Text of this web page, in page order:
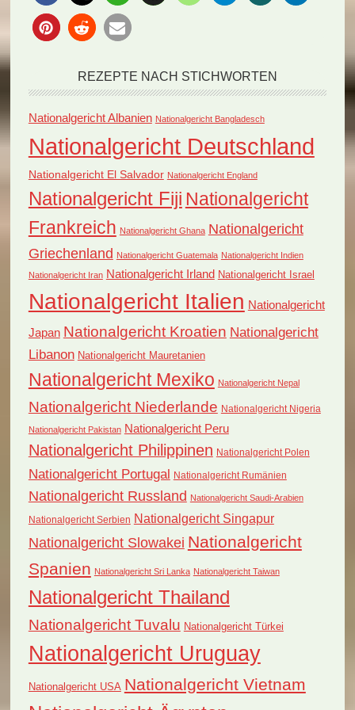
REZEPTE NACH STICHWORTEN
Nationalgericht Albanien Nationalgericht Bangladesch
Nationalgericht Deutschland
Nationalgericht El Salvador Nationalgericht England
Nationalgericht Fiji Nationalgericht
Frankreich Nationalgericht Ghana Nationalgericht
Griechenland Nationalgericht Guatemala Nationalgericht Indien
Nationalgericht Iran Nationalgericht Irland Nationalgericht Israel
Nationalgericht Italien Nationalgericht
Japan Nationalgericht Kroatien Nationalgericht
Libanon Nationalgericht Mauretanien
Nationalgericht Mexiko Nationalgericht Nepal
Nationalgericht Niederlande Nationalgericht Nigeria
Nationalgericht Pakistan Nationalgericht Peru
Nationalgericht Philippinen Nationalgericht Polen
Nationalgericht Portugal Nationalgericht Rumänien
Nationalgericht Russland Nationalgericht Saudi-Arabien
Nationalgericht Serbien Nationalgericht Singapur
Nationalgericht Slowakei Nationalgericht
Spanien Nationalgericht Sri Lanka Nationalgericht Taiwan
Nationalgericht Thailand
Nationalgericht Tuvalu Nationalgericht Türkei
Nationalgericht Uruguay
Nationalgericht USA Nationalgericht Vietnam